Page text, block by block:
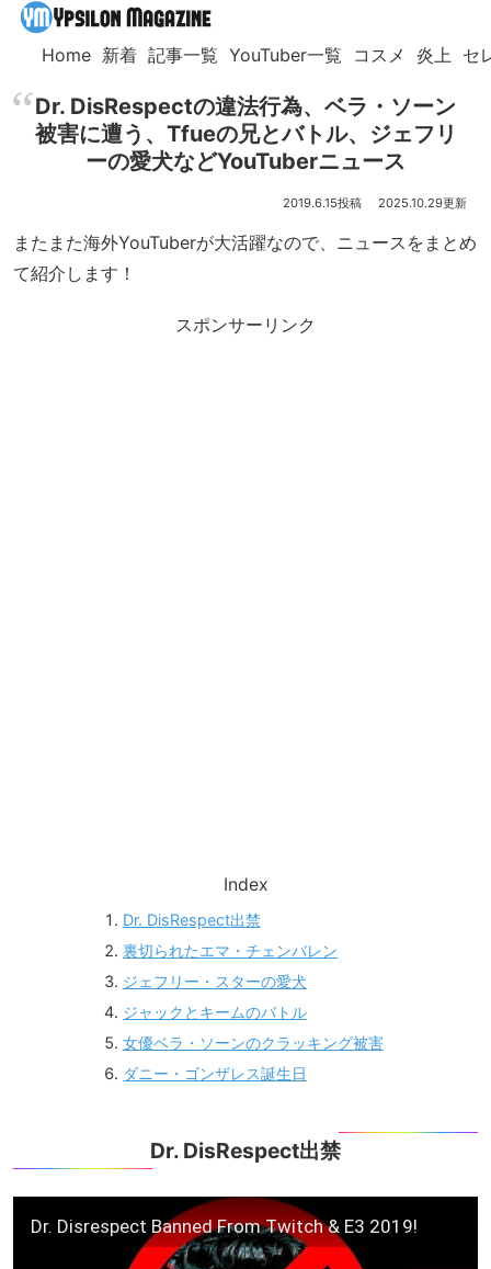
Home 新着 記事一覧 YouTuber一覧 コスメ 炎上 セ
Dr. DisRespectの違法行為、ベラ・ソーン
被害に遭う、Tfueの兄とバトル、ジェフリ
ーの愛犬などYouTuberニュース
2019.6.15 2025.10.29
またまた海外YouTuberが大活躍なので、ニュースをまとめ
て紹介します！
スポンサーリンク
Index
Dr. DisRespect出禁
裏切られたエマ・チェンバレン
ジェフリー・スターの愛犬
ジャックとキームのバトル
女優ベラ・ソーンのクラッキング被害
ダニー・ゴンザレス誕生日
Dr. DisRespect出禁
Dr. Disrespect Banned From Twitch & E3 2019!